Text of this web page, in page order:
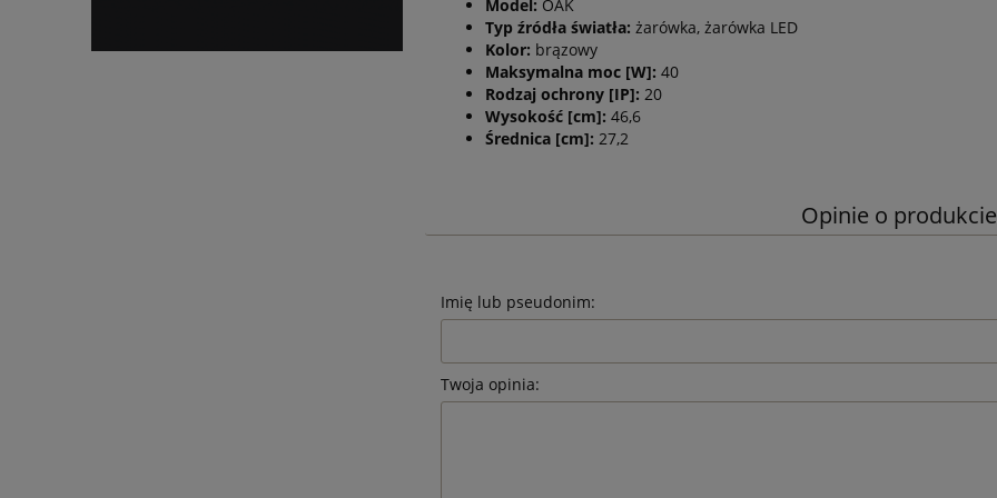
Model: OAK
Typ źródła światła: żarówka, żarówka LED
Kolor: brązowy
Maksymalna moc [W]: 40
Rodzaj ochrony [IP]: 20
Wysokość [cm]: 46,6
Średnica [cm]: 27,2
Opinie o
Imię lub pseudonim:
Twoja opinia: